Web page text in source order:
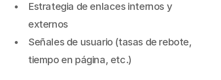
Estrategia de enlaces internos y
externos
Señales de usuario (tasas de rebote,
tiempo en página, etc.)